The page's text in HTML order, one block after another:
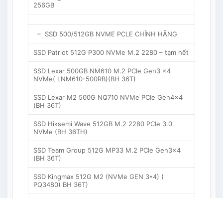
256GB
– SSD 500/512GB NVME PCLE CHÍNH HÃNG
SSD Patriot 512G P300 NVMe M.2 2280 – tạm hết
SSD Lexar 500GB NM610 M.2 PCIe Gen3 x4
NVMe( LNM610-500RB)(BH 36T)
SSD Lexar M2 500G NQ710 NVMe PCIe Gen4x4
(BH 36T)
SSD Hiksemi Wave 512GB M.2 2280 PCIe 3.0
NVMe (BH 36TH)
SSD Team Group 512G MP33 M.2 PCIe Gen3x4
(BH 36T)
SSD Kingmax 512G M2 (NVMe GEN 3*4) (
PQ3480) BH 36T)